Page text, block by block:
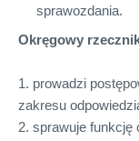
sprawozdania.
Okręgowy
1. prowadzi
zakresu
2. sprawuje funkcję